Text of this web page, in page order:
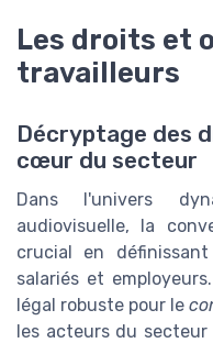
Les droits et
travailleurs
Décryptage des
cœur du secteur
Dans l'univers
audiovisuelle, la
crucial en
salariés et
légal robuste pour le
les acteurs du